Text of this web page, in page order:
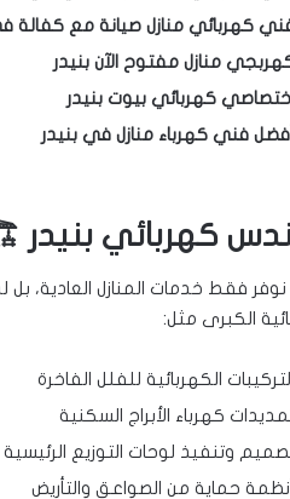
كهربائي منازل صيانة مع كفالة
منازل مفتوح الآن بنيدر
اختصاصي كهربائي بيوت بنيدر
أفضل فني كهرباء منازل في بنيدر
كهربائي بنيدر
نوفر فقط خدمات المنازل العادية، بل
الكبرى مثل:
التركيبات الكهربائية للفلل الفاخرة
كهرباء الأبراج السكنية
وتنفيذ لوحات التوزيع الرئيسية
أنظمة حماية من الصواعق والتأريض